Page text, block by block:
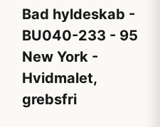
Bad hyldeskab -
BU040-233 - 95
New York -
Hvidmalet,
grebsfri